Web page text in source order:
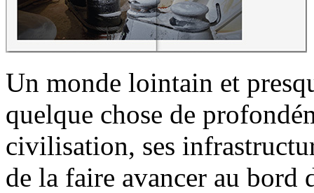
Un monde lointain et
quelque chose de
civilisation, ses
de la faire avancer au bord